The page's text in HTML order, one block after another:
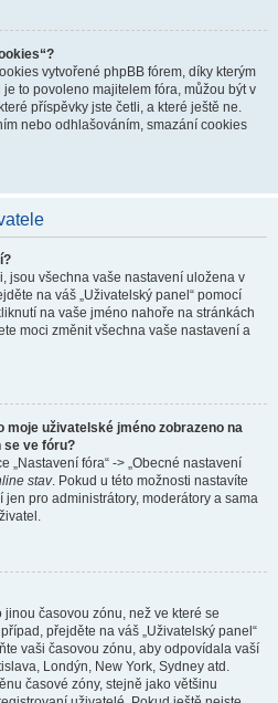
vytvořené phpBB fórem, díky kterým
to povoleno majitelem fóra, můžou být v
příspěvky jste četli, a které ještě ne.
nebo odhlašováním, smazání cookies
jsou všechna vaše nastavení uložena v
na váš „Uživatelský panel“ pomocí
na vaše jméno nahoře na stránkách
moci změnit všechna vaše nastavení a
moje uživatelské jméno zobrazeno na
se ve fóru?
„Nastavení fóra“ -> „Obecné nastavení
stav. Pokud u této možnosti nastavíte
jen pro administrátory, moderátory a sama
časovou zónu, než ve které se
přejděte na váš „Uživatelský panel“
vaši časovou zónu, aby odpovídala vaší
Londýn, New York, Sydney atd.
časové zóny, stejně jako většinu